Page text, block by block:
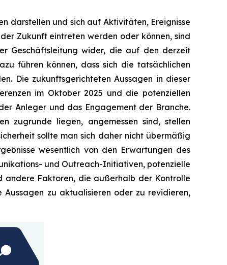
darstellen und sich auf Aktivitäten, Ereignisse
Zukunft eintreten werden oder können, sind
Geschäftsleitung wider, die auf den derzeit
führen können, dass sich die tatsächlichen
Die zukunftsgerichteten Aussagen in dieser
im Oktober 2025 und die potenziellen
Anleger und das Engagement der Branche.
zugrunde liegen, angemessen sind, stellen
sollte man sich daher nicht übermäßig
wesentlich von den Erwartungen des
und Outreach-Initiativen, potenzielle
andere Faktoren, die außerhalb der Kontrolle
Aussagen zu aktualisieren oder zu revidieren,